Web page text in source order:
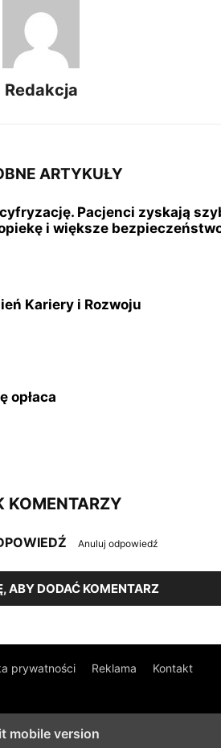
Redakcja
ARTYKUŁY
Pacjenci zyskają
i większe
Kariery i Rozwoju
opłaca
KOMENTARZY
Anuluj odpowiedź
ABY DODAĆ KOMENTARZ
prywatności Reklama Kontakt
mobile version